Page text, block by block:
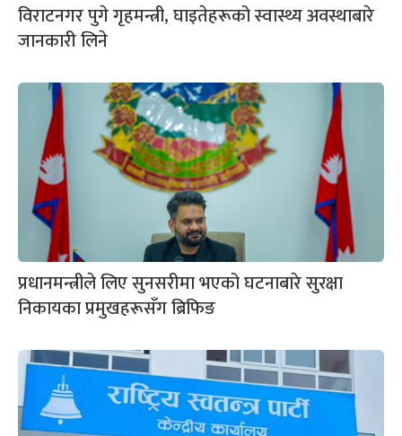
विराटनगर पुगे गृहमन्त्री, घाइतेहरूको स्वास्थ्य अवस्थाबारे
जानकारी लिने
प्रधानमन्त्रीले लिए सुनसरीमा भएको घटनाबारे सुरक्षा
निकायका प्रमुखहरूसँग ब्रिफिङ